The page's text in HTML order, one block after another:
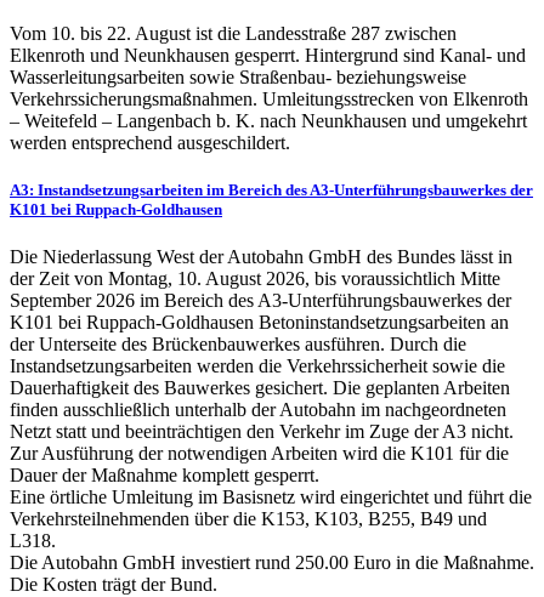
Vom 10. bis 22. August ist die Landesstraße 287 zwischen
Elkenroth und Neunkhausen gesperrt. Hintergrund sind Kanal- und
Wasserleitungsarbeiten sowie Straßenbau- beziehungsweise
Verkehrssicherungsmaßnahmen. Umleitungsstrecken von Elkenroth
– Weitefeld – Langenbach b. K. nach Neunkhausen und umgekehrt
werden entsprechend ausgeschildert.
A3: Instandsetzungsarbeiten im Bereich des A3-Unterführungsbauwerkes der
K101 bei Ruppach-Goldhausen
Die Niederlassung West der Autobahn GmbH des Bundes lässt in
der Zeit von Montag, 10. August 2026, bis voraussichtlich Mitte
September 2026 im Bereich des A3-Unterführungsbauwerkes der
K101 bei Ruppach-Goldhausen Betoninstandsetzungsarbeiten an
der Unterseite des Brückenbauwerkes ausführen. Durch die
Instandsetzungsarbeiten werden die Verkehrssicherheit sowie die
Dauerhaftigkeit des Bauwerkes gesichert. Die geplanten Arbeiten
finden ausschließlich unterhalb der Autobahn im nachgeordneten
Netzt statt und beeinträchtigen den Verkehr im Zuge der A3 nicht.
Zur Ausführung der notwendigen Arbeiten wird die K101 für die
Dauer der Maßnahme komplett gesperrt.
Eine örtliche Umleitung im Basisnetz wird eingerichtet und führt die
Verkehrsteilnehmenden über die K153, K103, B255, B49 und
L318.
Die Autobahn GmbH investiert rund 250.00 Euro in die Maßnahme.
Die Kosten trägt der Bund.